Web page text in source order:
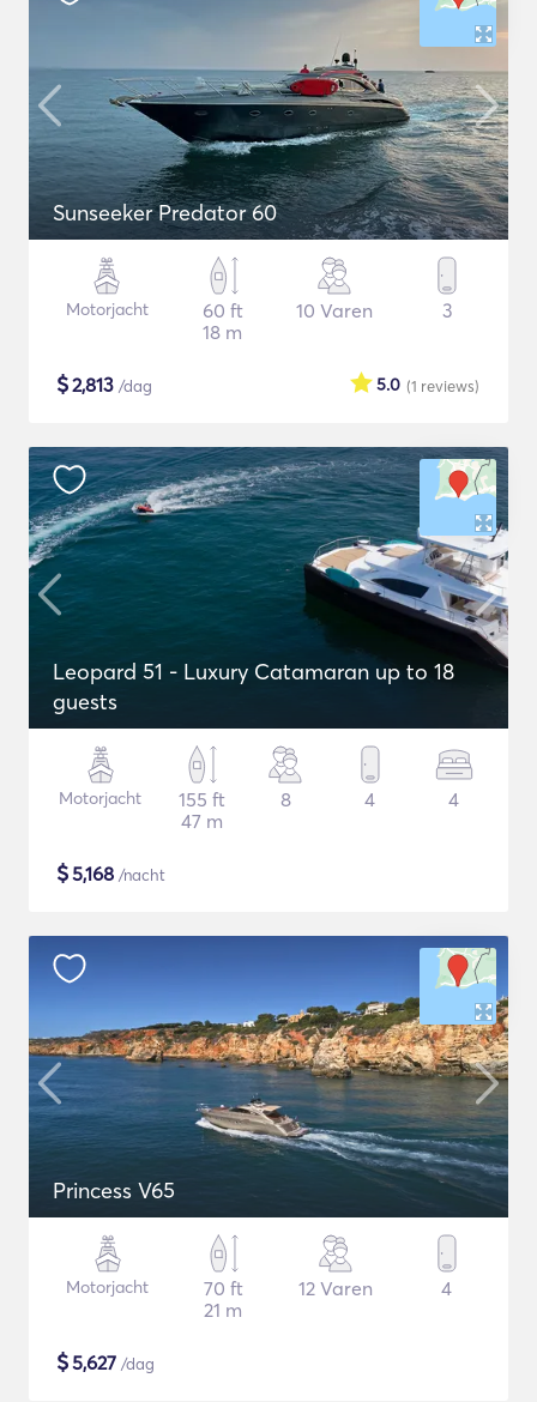
Sunseeker Predator 60
Motorjacht
60 ft
18 m
10 Varen 3
$2,813 /dag (1 reviews)
5.0
Leopard 51 - Luxury Catamaran up to 18
guests
Motorjacht
155 ft
47 m
8 4 4
$5,168 /nacht
Princess V65
Motorjacht
70 ft
21 m
12 Varen 4
$5,627 /dag